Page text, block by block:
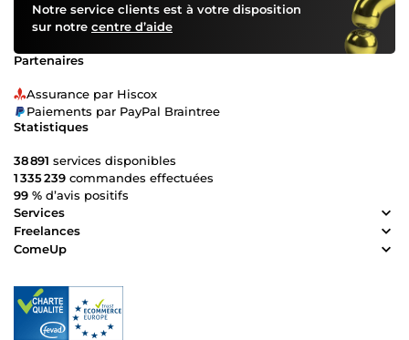
Notre service clients est à votre disposition
sur notre centre d’aide
Partenaires
Assurance par Hiscox
Paiements par PayPal Braintree
Statistiques
38 891 services disponibles
1 335 239 commandes effectuées
99 % d’avis positifs
Services
Freelances
ComeUp